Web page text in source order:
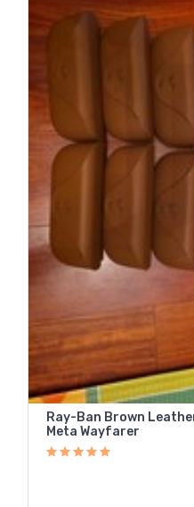
Ray-Ban Brown
Meta Wayfarer